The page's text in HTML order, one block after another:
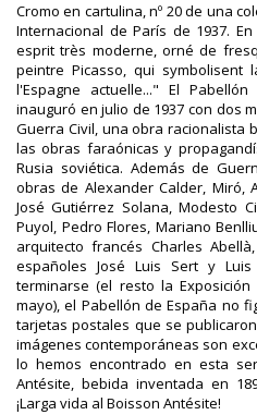
Cromo en cartulina, nº 20 de una
Internacional de París de 1937.
esprit très moderne, orné de
peintre Picasso, qui
l'Espagne actuelle..." El
inauguró en julio de 1937 con dos
Guerra Civil, una obra racionalista
las obras faraónicas y
Rusia soviética. Además de
obras de Alexander Calder, Miró,
José Gutiérrez Solana, Modesto
Puyol, Pedro Flores, Mariano
arquitecto francés Charles
españoles José Luis Sert y
terminarse (el resto la
mayo), el Pabellón de España no
tarjetas postales que se
imágenes contemporáneas son
lo hemos encontrado en esta
Antésite, bebida inventada en
¡Larga vida al Boisson Antésite!